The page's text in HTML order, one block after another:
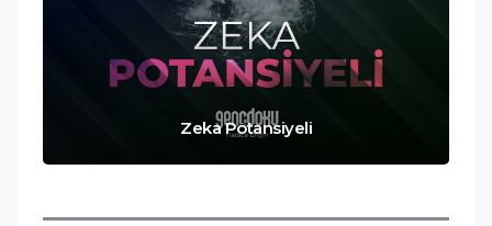
Zeka Potansiyeli